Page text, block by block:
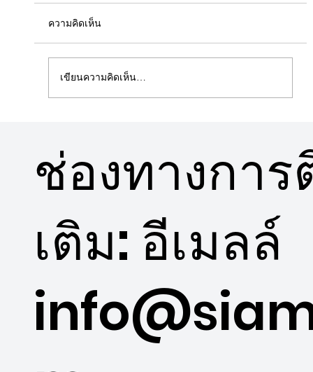
ช่องทางกา
เติม: อีเมลล์
ความคิดเห็น
เขียนความคิดเห็น…